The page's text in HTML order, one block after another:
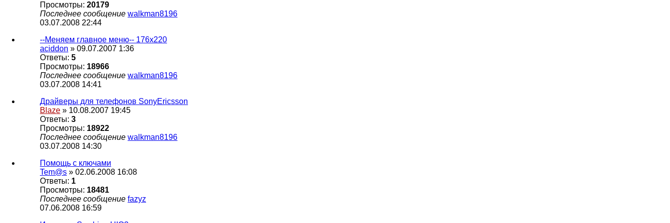
Просмотры: 20179
Последнее сообщение walkman8196
03.07.2008 22:44
--Меняем главное меню-- 176x220
aciddon » 09.07.2007 1:36
Ответы: 5
Просмотры: 18966
Последнее сообщение walkman8196
03.07.2008 14:41
Драйверы для телефонов SonyEricsson
Blaze » 10.08.2007 19:45
Ответы: 3
Просмотры: 18922
Последнее сообщение walkman8196
03.07.2008 14:30
Помощь с ключами
Tem@s » 02.06.2008 16:08
Ответы: 1
Просмотры: 18481
Последнее сообщение fazyz
07.06.2008 16:59